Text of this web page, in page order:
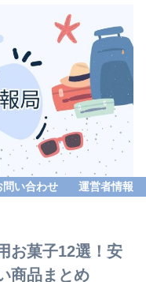
問い合わせ 運営者情報
お菓子12選！安
商品まとめ